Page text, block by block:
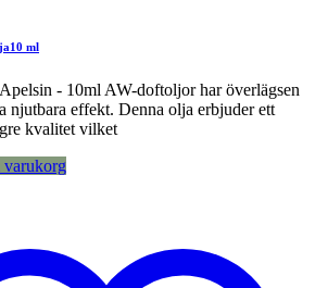
ml
- 10ml AW-doftoljor har överlägsen
njutbara effekt. Denna olja erbjuder ett
kvalitet vilket